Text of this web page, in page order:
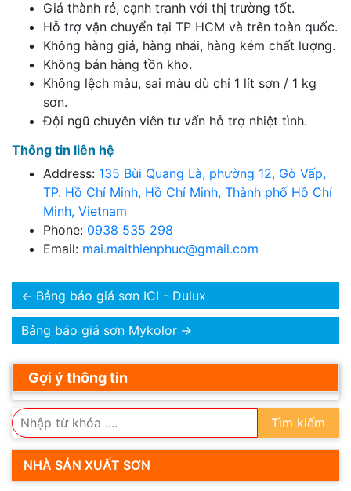
Giá thành rẻ, cạnh tranh với thị trường tốt.
Hỗ trợ vận chuyển tại TP HCM và trên toàn quốc.
Không hàng giả, hàng nhái, hàng kém chất lượng.
Không bán hàng tồn kho.
Không lệch màu, sai màu dù chỉ 1 lít sơn / 1 kg
sơn.
Đội ngũ chuyên viên tư vấn hỗ trợ nhiệt tình.
Thông tin liên hệ
Address: 135 Bùi Quang Là, phường 12, Gò Vấp,
TP. Hồ Chí Minh, Hồ Chí Minh, Thành phố Hồ Chí
Minh, Vietnam
Phone: 0938 535 298
Email: mai.maithienphuc@gmail.com
← Bảng báo giá sơn ICI - Dulux
Bảng báo giá sơn Mykolor →
Gợi ý thông tin
Tìm kiếm
NHÀ SẢN XUẤT SƠN